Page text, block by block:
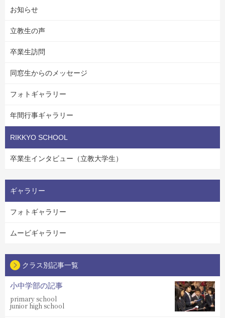
お知らせ
立教生の声
卒業生訪問
同窓生からのメッセージ
フォトギャラリー
年間行事ギャラリー
RIKKYO SCHOOL
卒業生インタビュー（立教大学生）
ギャラリー
フォトギャラリー
ムービギャラリー
クラス別記事一覧
小中学部の記事
primary school
junior high school